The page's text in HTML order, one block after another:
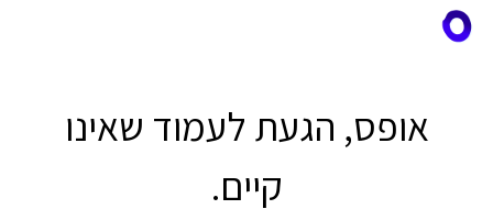
אופס, הגעת לעמוד שאינו
קיים.